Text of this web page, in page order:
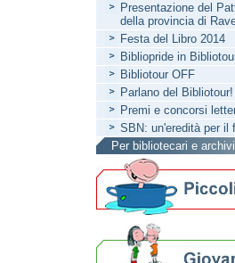
Presentazione del
della provincia di
Festa del Libro 2014
Bibliopride in
Bibliotour OFF
Parlano del Bibliotour!
Premi e concorsi
SBN: un'eredità per il
Per bibliotecari e